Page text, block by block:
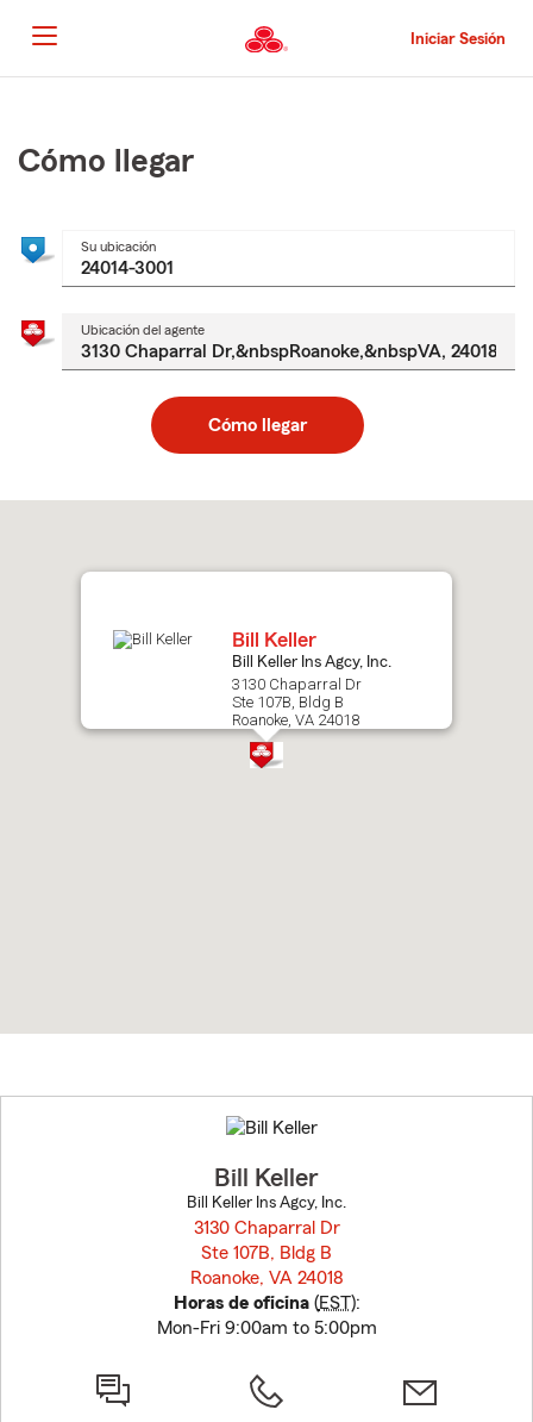
al
contenido
principal
Iniciar Sesión
principal
Cómo llegar
Su ubicación
Ubicación del agente
Cómo llegar
to
Bill Keller
Bill Keller Ins Agcy, Inc.
3130 Chaparral Dr
Ste 107B, Bldg B
Roanoke, VA 24018
to
before
Bill Keller
Bill Keller Ins Agcy, Inc.
3130 Chaparral Dr
Ste 107B, Bldg B
Roanoke, VA 24018
Horas de oficina(EST):
Mon-Fri 9:00am to 5:00pm